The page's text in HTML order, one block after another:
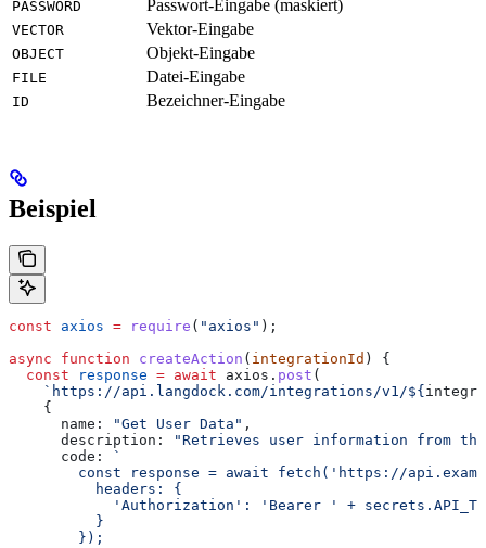
PASSWORD Passwort-Eingabe (maskiert)
VECTOR Vektor-Eingabe
OBJECT Objekt-Eingabe
FILE Datei-Eingabe
ID Bezeichner-Eingabe
Beispiel
const axios = require ( "axios" );
async function createAction ( integrationId ) {
  const
response = await axios . post (
    `https://api.langdock.com/integrations/v1/
${
    {
      name:
"Get User Data" ,
      description:
"Retrieves user information from
      code:
`
const response = await fetch('https://
          headers: {
'Authorization': 'Bearer ' +
          }
        });